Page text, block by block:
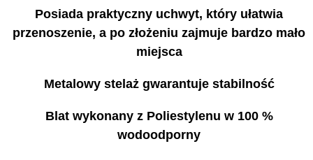
Posiada praktyczny uchwyt, który ułatwia
przenoszenie, a po złożeniu zajmuje bardzo mało
miejsca
Metalowy stelaż gwarantuje stabilność
Blat wykonany z Poliestylenu w 100 %
wodoodporny